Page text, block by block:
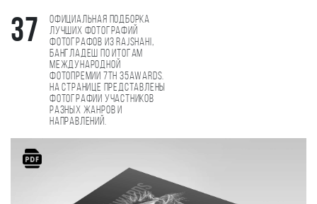
37
Официальная подборка
лучших фотографий
фотографов из Rajshahi,
Бангладеш по итогам
международной
фотопремии 7th 35AWARDS.
На странице представлены
фотографии участников
разных жанров и
направлений.